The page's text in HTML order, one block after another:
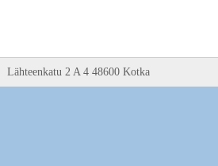
Lähteenkatu 2 A 4 48600 Kotka